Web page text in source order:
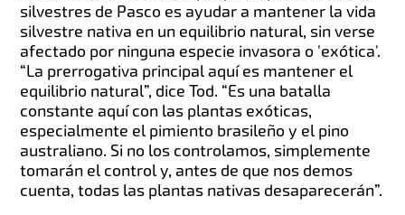
silvestres de Pasco es ayudar a mantener la vida
silvestre nativa en un equilibrio natural, sin verse
afectado por ninguna especie invasora o 'exótica'.
“La prerrogativa principal aquí es mantener el
equilibrio natural”, dice Tod. “Es una batalla
constante aquí con las plantas exóticas,
especialmente el pimiento brasileño y el pino
australiano. Si no los controlamos, simplemente
tomarán el control y, antes de que nos demos
cuenta, todas las plantas nativas desaparecerán”.